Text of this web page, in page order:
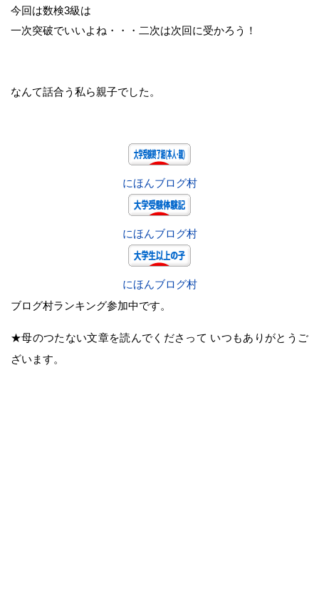
今回は数検3級は
一次突破でいいよね・・・二次は次回に受かろう！
なんて話合う私ら親子でした。
にほんブログ村
にほんブログ村
にほんブログ村
ブログ村ランキング参加中です。
★母のつたない文章を読んでくださって いつもありがとうご
ざいます。